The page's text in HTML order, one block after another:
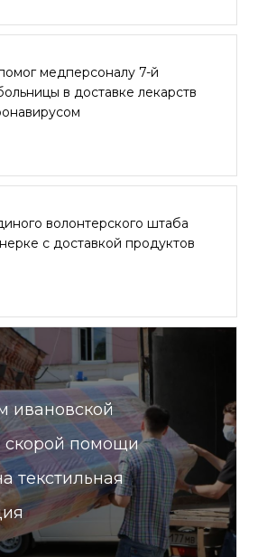
медперсоналу 7-й
в доставке лекарств
волонтерского штаба
с доставкой продуктов
ивановской
скорой помощи
текстильная